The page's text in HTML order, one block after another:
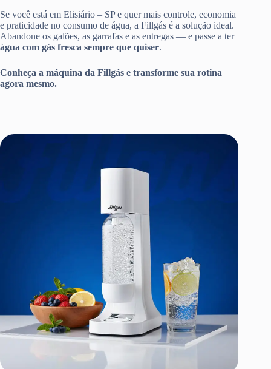
Se você está em Elisiário – SP e quer mais controle, economia
e praticidade no consumo de água, a Fillgás é a solução ideal.
Abandone os galões, as garrafas e as entregas — e passe a ter
água com gás fresca sempre que quiser.
Conheça a máquina da Fillgás e transforme sua rotina
agora mesmo.